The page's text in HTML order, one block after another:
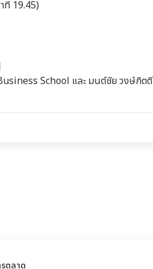
ที 19.45)
School และ มนต์ชัย วงษ์กิต
ตลาด